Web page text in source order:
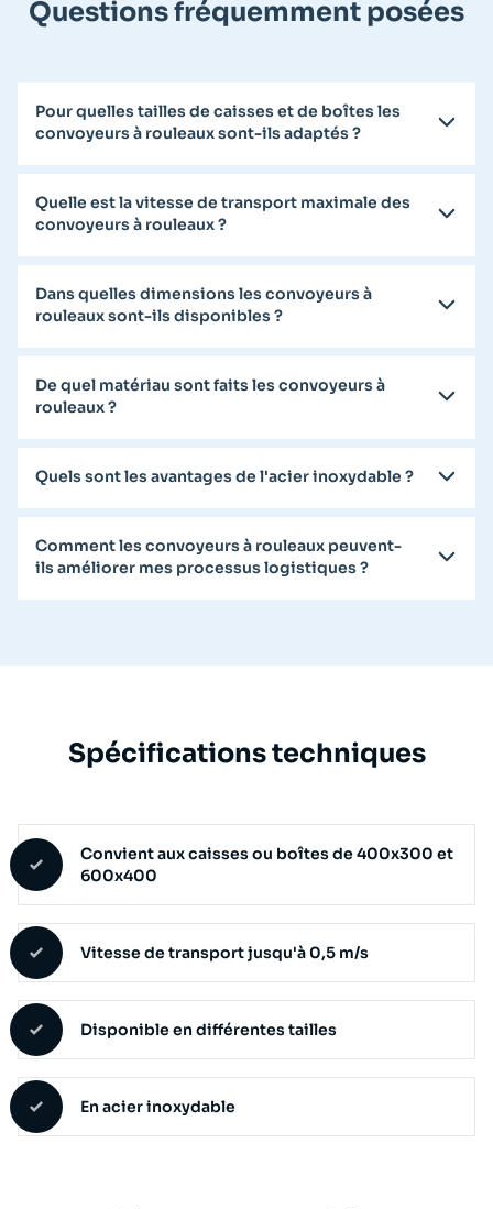
Questions fréquemment posées
Pour quelles tailles de caisses et de boîtes les
convoyeurs à rouleaux sont-ils adaptés ?
Quelle est la vitesse de transport maximale des
convoyeurs à rouleaux ?
Dans quelles dimensions les convoyeurs à
rouleaux sont-ils disponibles ?
De quel matériau sont faits les convoyeurs à
rouleaux ?
Quels sont les avantages de l'acier inoxydable ?
Comment les convoyeurs à rouleaux peuvent-
ils améliorer mes processus logistiques ?
Spécifications techniques
Convient aux caisses ou boîtes de 400x300 et
600x400
Vitesse de transport jusqu'à 0,5 m/s
Disponible en différentes tailles
En acier inoxydable